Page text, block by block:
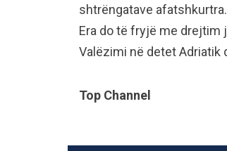
shtrëngatave afatshkurtra.
Era do të fryjë me
Valëzimi në detet Adriatik
Top Channel